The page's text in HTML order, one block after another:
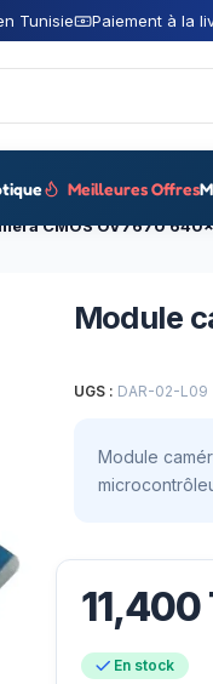
Tunisie Paiement à la
Meilleures Offres
CMOS OV7670
Module
UGS : DAR-02-L09
Module
11,400
En stock